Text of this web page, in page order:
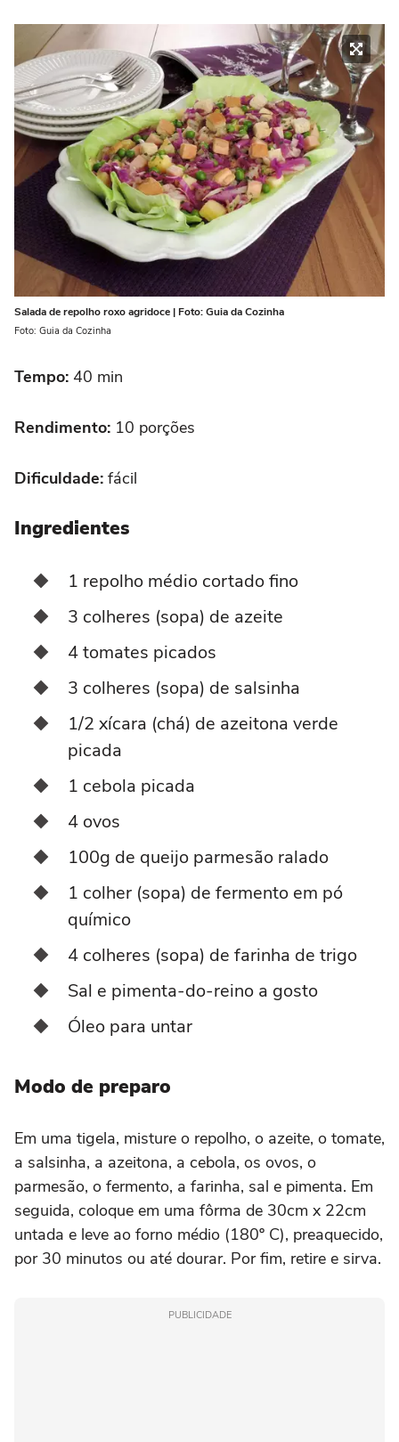
Salada de repolho roxo agridoce | Foto: Guia da Cozinha
Foto: Guia da Cozinha
Tempo: 40 min
Rendimento: 10 porções
Dificuldade: fácil
Ingredientes
1 repolho médio cortado fino
3 colheres (sopa) de azeite
4 tomates picados
3 colheres (sopa) de salsinha
1/2 xícara (chá) de azeitona verde
picada
1 cebola picada
4 ovos
100g de queijo parmesão ralado
1 colher (sopa) de fermento em pó
químico
4 colheres (sopa) de farinha de trigo
Sal e pimenta-do-reino a gosto
Óleo para untar
Modo de preparo
Em uma tigela, misture o repolho, o azeite, o tomate,
a salsinha, a azeitona, a cebola, os ovos, o
parmesão, o fermento, a farinha, sal e pimenta. Em
seguida, coloque em uma fôrma de 30cm x 22cm
untada e leve ao forno médio (180º C), preaquecido,
por 30 minutos ou até dourar. Por fim, retire e sirva.
PUBLICIDADE